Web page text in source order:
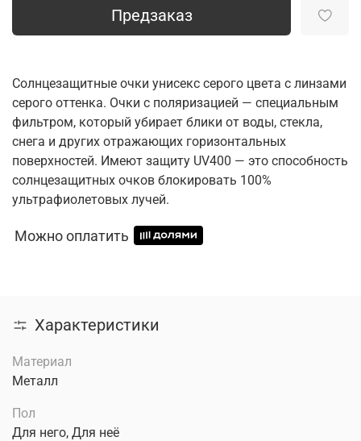
Предзаказ
Солнцезащитные очки унисекс серого цвета с линзами
серого оттенка. Очки с поляризацией — специальным
фильтром, который убирает блики от воды, стекла,
снега и других отражающих горизонтальных
поверхностей. Имеют защиту UV400 — это способность
солнцезащитных очков блокировать 100%
ультрафиолетовых лучей.
Можно оплатить
Характеристики
Материал
Металл
Пол
Для него, Для неё